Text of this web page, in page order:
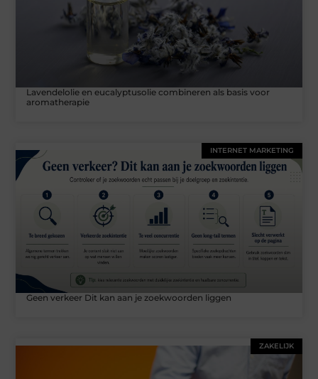
Lavendelolie en eucalyptusolie combineren als basis voor
aromatherapie
INTERNET MARKETING
Geen verkeer Dit kan aan je zoekwoorden liggen
ZAKELIJK